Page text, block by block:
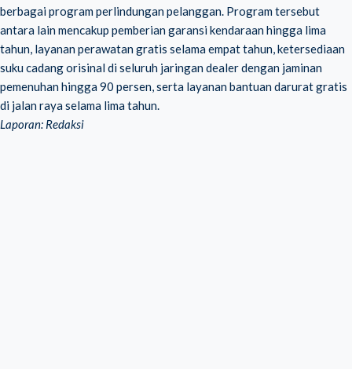
berbagai program perlindungan pelanggan. Program tersebut
antara lain mencakup pemberian garansi kendaraan hingga lima
tahun, layanan perawatan gratis selama empat tahun, ketersediaan
suku cadang orisinal di seluruh jaringan dealer dengan jaminan
pemenuhan hingga 90 persen, serta layanan bantuan darurat gratis
di jalan raya selama lima tahun.
Laporan: Redaksi